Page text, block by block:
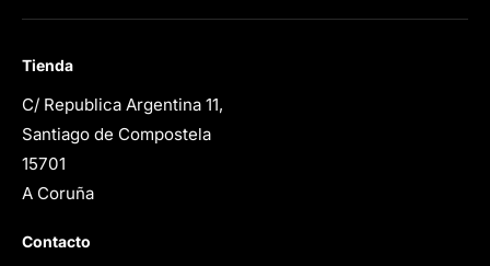
Tienda
C/ Republica Argentina 11,
Santiago de Compostela
15701
A Coruña
Contacto